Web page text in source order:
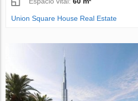
Union Square House Real Estate